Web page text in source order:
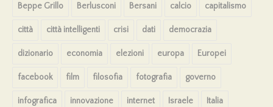
Beppe Grillo Berlusconi Bersani calcio capitalismo
città città intelligenti crisi dati democrazia
dizionario economia elezioni europa Europei
facebook film filosofia fotografia governo
infografica innovazione internet Israele Italia